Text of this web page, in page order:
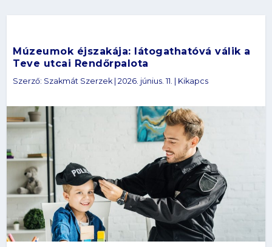
Múzeumok éjszakája: látogathatóvá válik a
Teve utcai Rendőrpalota
Szerző: Szakmát Szerzek|2026. június. 11. Kikapcs